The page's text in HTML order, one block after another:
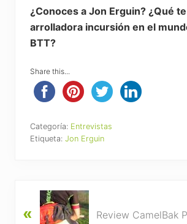
¿Conoces a Jon Erguin? ¿Qué
arrolladora incursión en el
BTT?
Share this...
Categoría: Entrevistas
Etiqueta: Jon Erguin
r
« Review CamelBak